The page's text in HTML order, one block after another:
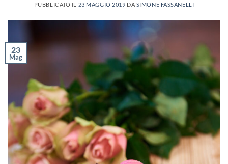
PUBBLICATO IL 23 MAGGIO 2019 DA SIMONE FASSANELLI
23
Mag